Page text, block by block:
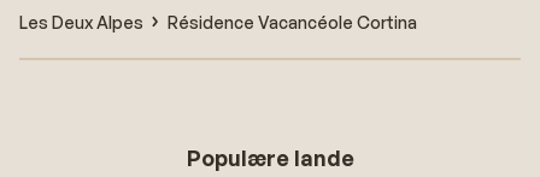
Les Deux Alpes
Résidence Vacancéole Cortina
Populære lande